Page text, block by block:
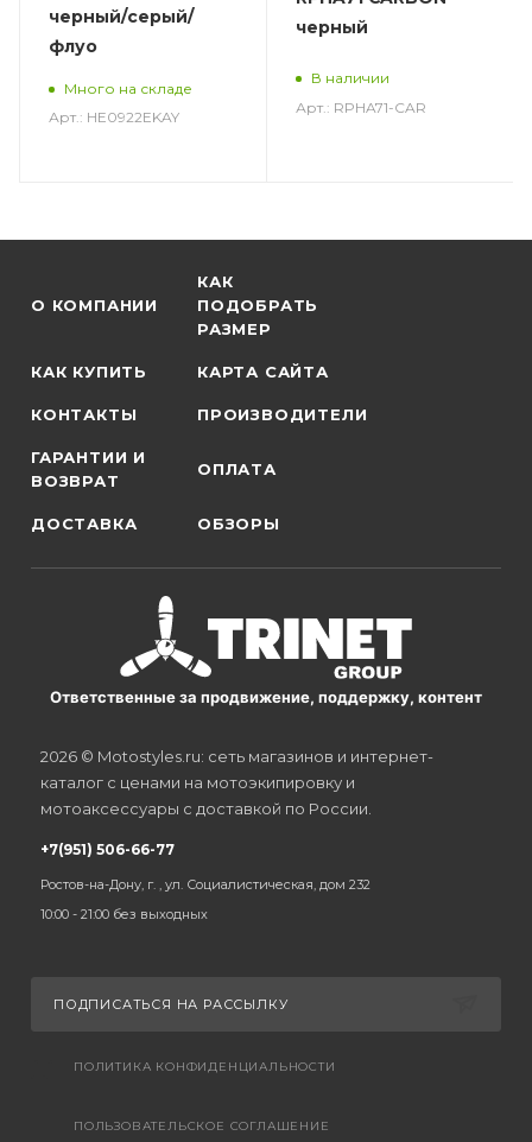
черный/серый/
флуо
Много на складе
Арт.: HE0922EKAY
черный
В наличии
Арт.: RPHA71-CAR
О КОМПАНИИ
КАК
ПОДОБРАТЬ
РАЗМЕР
КАК КУПИТЬ КАРТА САЙТА
КОНТАКТЫ ПРОИЗВОДИТЕЛИ
ГАРАНТИИ И
ВОЗВРАТ
ОПЛАТА
ДОСТАВКА ОБЗОРЫ
Ответственные за продвижение, поддержку, контент
2026 © Motostyles.ru: сеть магазинов и интернет-
каталог с ценами на мотоэкипировку и
мотоаксессуары с доставкой по России.
+7(951) 506-66-77
Ростов-на-Дону, г. , ул. Социалистическая, дом 232
10:00 - 21:00 без выходных
ПОДПИСАТЬСЯ НА РАССЫЛКУ
ПОЛИТИКА КОНФИДЕНЦИАЛЬНОСТИ
ПОЛЬЗОВАТЕЛЬСКОЕ СОГЛАШЕНИЕ